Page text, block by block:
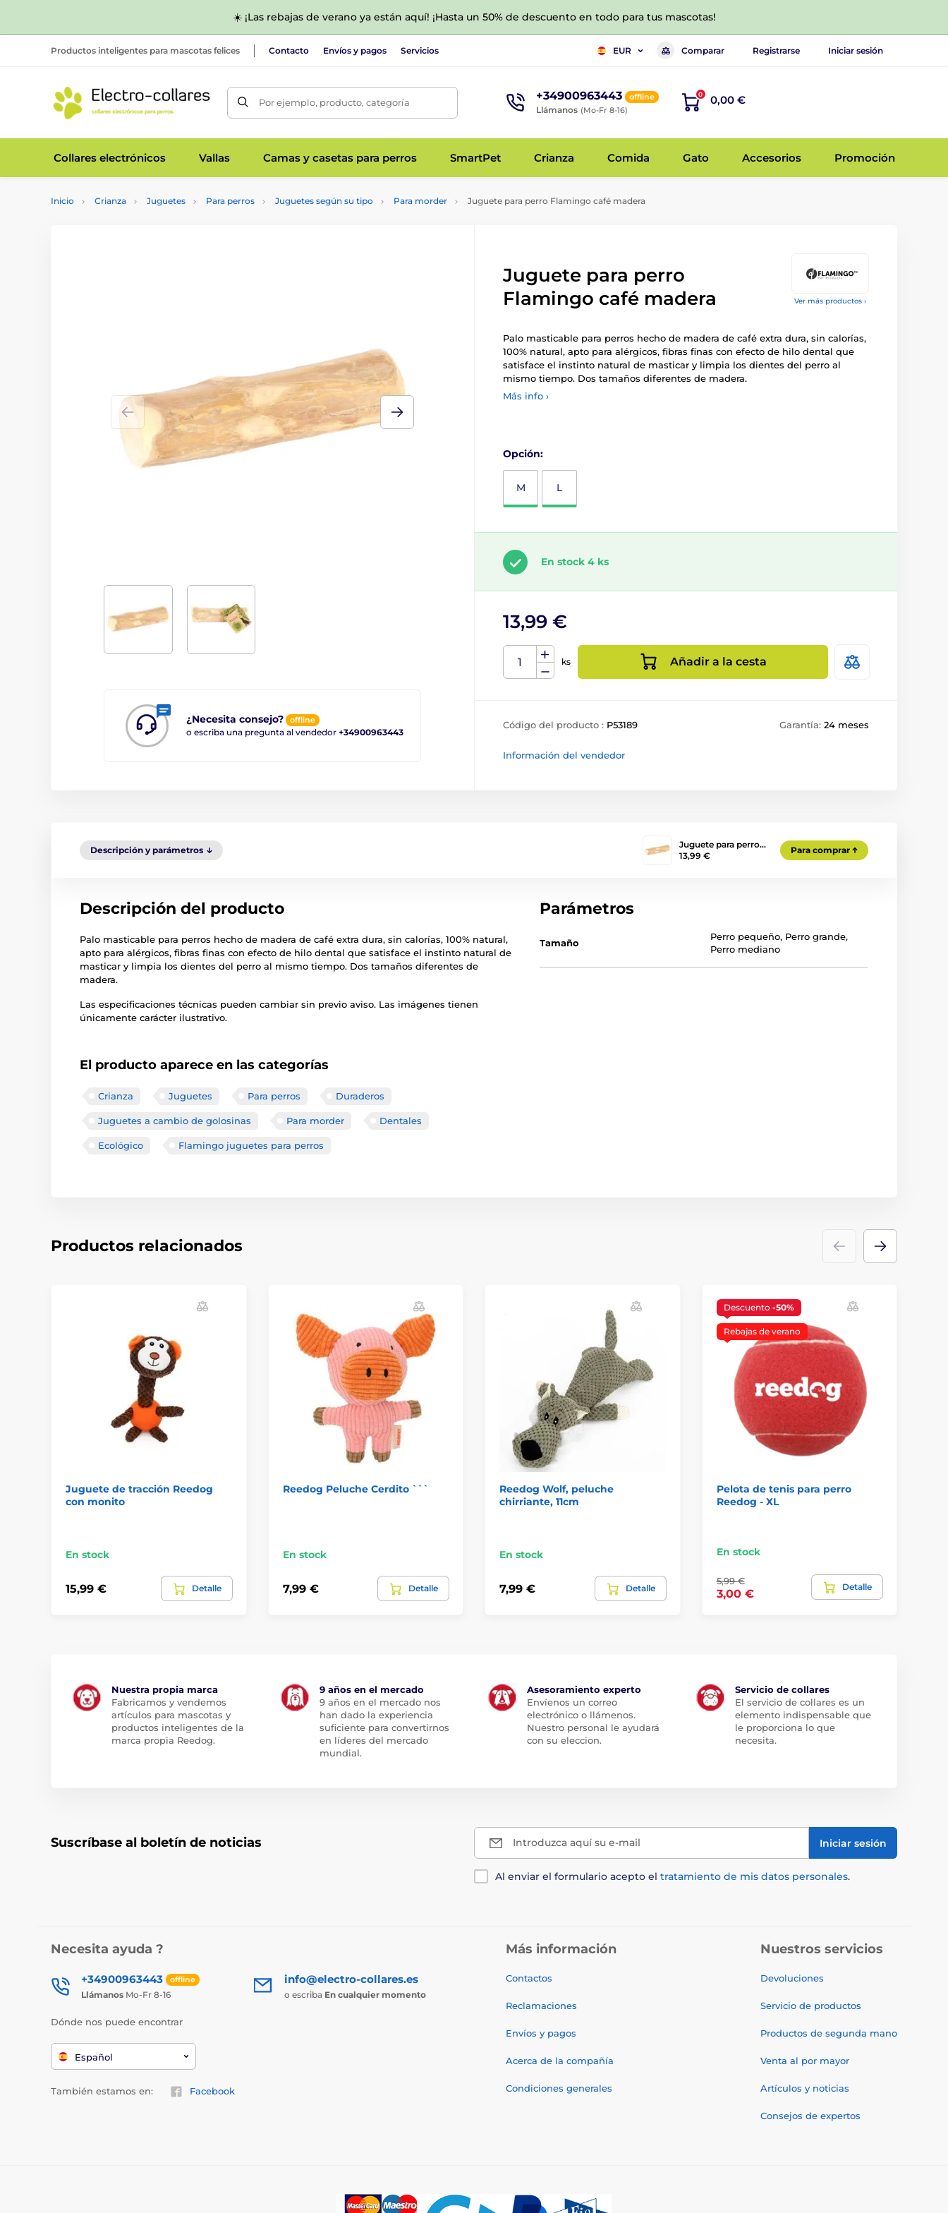
☀️ ¡Las rebajas de verano ya están aquí! ¡Hasta un 50% de descuento en todo para tus mascotas!
Productos inteligentes para mascotas felices Contacto Envíos y pagos Servicios EUR Comparar Registrarse Iniciar sesión
Por ejemplo, producto, categoría +34900963443 offline
Llámanos (Mo-Fr 8-16)
0 0,00 €
Collares electrónicos Vallas Camas y casetas para perros SmartPet Crianza Comida Gato Accesorios Promoción
Inicio Crianza Juguetes Para perros Juguetes según su tipo Para morder Juguete para perro Flamingo café madera
Ver más productos ›
¿Necesita consejo? offline
o escriba una pregunta al vendedor +34900963443
Juguete para perro
Flamingo café madera
Palo masticable para perros hecho de madera de café extra dura, sin calorías,
100% natural, apto para alérgicos, fibras finas con efecto de hilo dental que
satisface el instinto natural de masticar y limpia los dientes del perro al
mismo tiempo. Dos tamaños diferentes de madera.
Más info ›
Opción:
M L
En stock 4 ks
13,99 €
ks Añadir a la cesta
Código del producto : P53189 Garantía: 24 meses
Información del vendedor
Descripción y parámetros
Juguete para perro…
13,99 €
Para comprar
Descripción del producto
Palo masticable para perros hecho de madera de café extra dura, sin calorías, 100% natural,
apto para alérgicos, fibras finas con efecto de hilo dental que satisface el instinto natural de
masticar y limpia los dientes del perro al mismo tiempo. Dos tamaños diferentes de
madera.
Las especificaciones técnicas pueden cambiar sin previo aviso. Las imágenes tienen
únicamente carácter ilustrativo.
El producto aparece en las categorías
Crianza Juguetes Para perros Duraderos
Juguetes a cambio de golosinas Para morder Dentales
Ecológico Flamingo juguetes para perros
Parámetros
Tamaño
Perro pequeño, Perro grande,
Perro mediano
Productos relacionados
Juguete de tracción Reedog
con monito
En stock
15,99 € Detalle
Reedog Peluche Cerdito ```
En stock
7,99 € Detalle
Reedog Wolf, peluche
chirriante, 11cm
En stock
7,99 € Detalle
Descuento -50%
Rebajas de verano
Pelota de tenis para perro
Reedog - XL
En stock
5,99 €
3,00 €
Detalle
Nuestra propia marca
Fabricamos y vendemos
artículos para mascotas y
productos inteligentes de la
marca propia Reedog.
9 años en el mercado
9 años en el mercado nos
han dado la experiencia
suficiente para convertirnos
en líderes del mercado
mundial.
Asesoramiento experto
Envíenos un correo
electrónico o llámenos.
Nuestro personal le ayudará
con su eleccion.
Servicio de collares
El servicio de collares es un
elemento indispensable que
le proporciona lo que
necesita.
Suscríbase al boletín de noticias Introduzca aquí su e-mail Iniciar sesión
Al enviar el formulario acepto el tratamiento de mis datos personales.
Necesita ayuda ?
+34900963443 offline
Llámanos Mo-Fr 8-16
info@electro-collares.es
o escriba En cualquier momento
Dónde nos puede encontrar
Español
También estamos en: Facebook
Más información
Contactos
Reclamaciones
Envíos y pagos
Acerca de la compañía
Condiciones generales
Nuestros servicios
Devoluciones
Servicio de productos
Productos de segunda mano
Venta al por mayor
Artículos y noticias
Consejos de expertos